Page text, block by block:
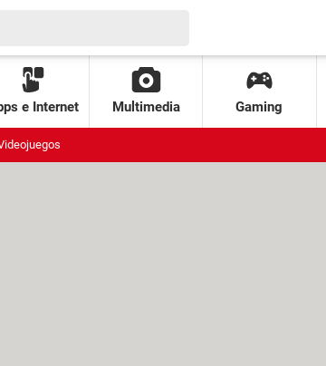
e Internet Multimedia Gaming